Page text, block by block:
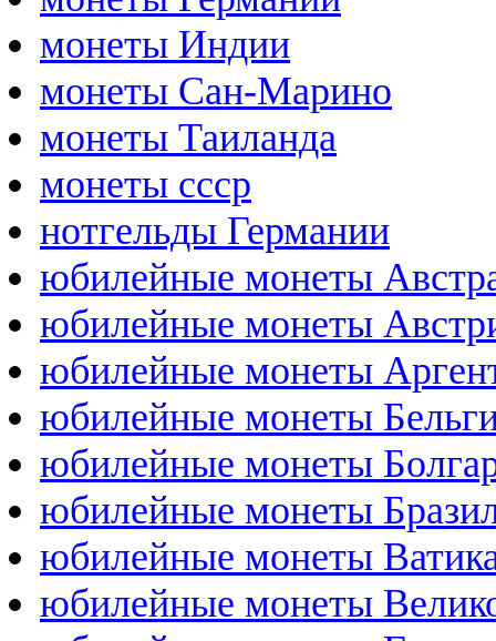
монеты Индии
монеты Сан-Марино
монеты Таиланда
монеты ссср
нотгельды Германии
юбилейные монеты
юбилейные монеты
юбилейные монеты
юбилейные монеты
юбилейные монеты
юбилейные монеты
юбилейные монеты
юбилейные монеты